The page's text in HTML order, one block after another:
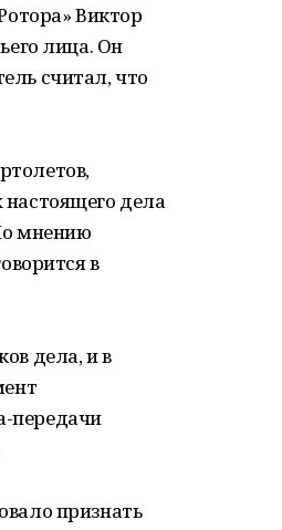
Виктор
лица. Он
считал, что
дела
мнению
в
дела, и в
передачи
признать